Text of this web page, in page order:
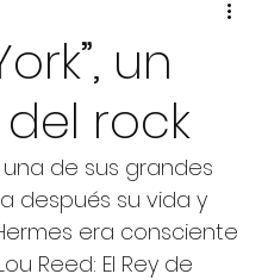
un
rock
de sus grandes
después su vida y
era consciente
Reed: El Rey de